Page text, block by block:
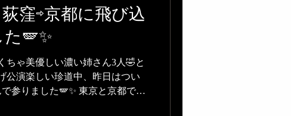
窪⇨京都に飛び込
🪽✨
ちゃ美優しい濃い姉さん3人🤣と
演楽しい珍道中、昨日はつい
参りました🪽✨ 東京と京都で